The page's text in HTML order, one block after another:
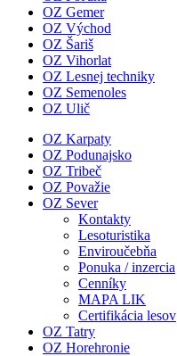
OZ Gemer
OZ Východ
OZ Šariš
OZ Vihorlat
OZ Lesnej techniky
OZ Semenoles
OZ Ulič
OZ Karpaty
OZ Podunajsko
OZ Tribeč
OZ Považie
OZ Sever
Kontakty
Lesoturistika
Enviroučebňa
Ponuka / inzercia
Cenníky
MAPA LIK
Certifikácia lesov
OZ Tatry
OZ Horehronie